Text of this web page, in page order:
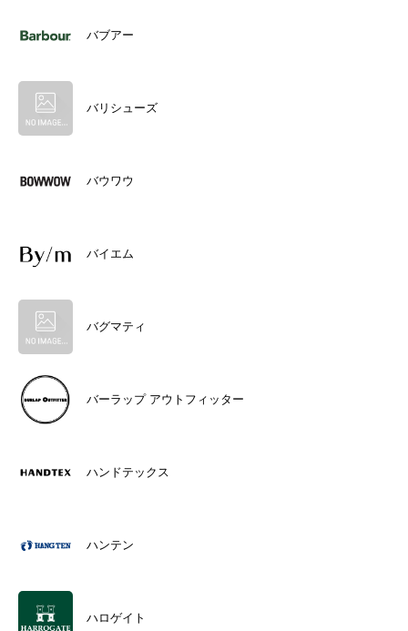
バブアー
バリシューズ
バウワウ
バイエム
バグマティ
バーラップ アウトフィッター
ハンドテックス
ハンテン
ハロゲイト